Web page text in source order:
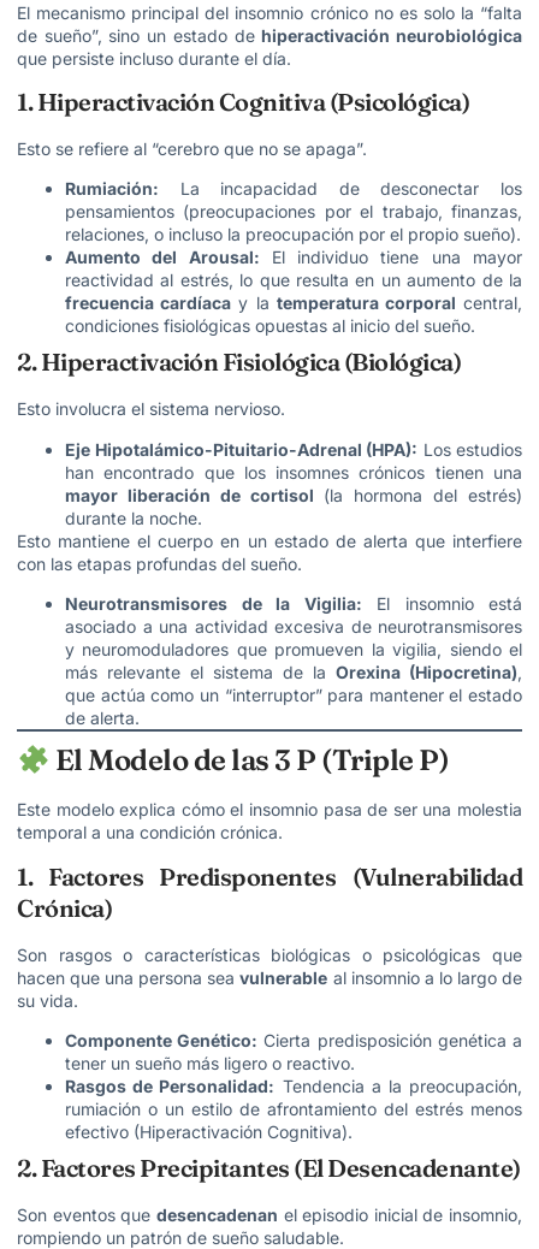
El mecanismo principal del insomnio crónico no es solo la “falta
de sueño”, sino un estado de hiperactivación neurobiológica
que persiste incluso durante el día.
1. Hiperactivación Cognitiva (Psicológica)
Esto se refiere al “cerebro que no se apaga”.
Rumiación: La incapacidad de desconectar los
pensamientos (preocupaciones por el trabajo, finanzas,
relaciones, o incluso la preocupación por el propio sueño).
Aumento del Arousal: El individuo tiene una mayor
reactividad al estrés, lo que resulta en un aumento de la
frecuencia cardíaca y la temperatura corporal central,
condiciones fisiológicas opuestas al inicio del sueño.
2. Hiperactivación Fisiológica (Biológica)
Esto involucra el sistema nervioso.
Eje Hipotalámico-Pituitario-Adrenal (HPA): Los estudios
han encontrado que los insomnes crónicos tienen una
mayor liberación de cortisol (la hormona del estrés)
durante la noche.
Esto mantiene el cuerpo en un estado de alerta que interfiere
con las etapas profundas del sueño.
Neurotransmisores de la Vigilia: El insomnio está
asociado a una actividad excesiva de neurotransmisores
y neuromoduladores que promueven la vigilia, siendo el
más relevante el sistema de la Orexina (Hipocretina),
que actúa como un “interruptor” para mantener el estado
de alerta.
El Modelo de las 3 P (Triple P)
Este modelo explica cómo el insomnio pasa de ser una molestia
temporal a una condición crónica.
1. Factores Predisponentes (Vulnerabilidad
Crónica)
Son rasgos o características biológicas o psicológicas que
hacen que una persona seavulnerable al insomnio a lo largo de
su vida.
Componente Genético: Cierta predisposición genética a
tener un sueño más ligero o reactivo.
Rasgos de Personalidad: Tendencia a la preocupación,
rumiación o un estilo de afrontamiento del estrés menos
efectivo (Hiperactivación Cognitiva).
2. Factores Precipitantes (El Desencadenante)
Son eventos que desencadenan el episodio inicial de insomnio,
rompiendo un patrón de sueño saludable.